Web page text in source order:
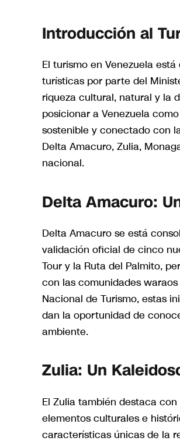
Introducción al
El turismo en Venezuela
turísticas por parte del
riqueza cultural, natural y la
posicionar a Venezuela
sostenible y conectado con
Delta Amacuro, Zulia,
nacional.
Delta Amacuro:
Delta Amacuro se está
validación oficial de cinco
Tour y la Ruta del Palmito,
con las comunidades
Nacional de Turismo, estas
dan la oportunidad de
ambiente.
Zulia: Un
El Zulia también destaca
elementos culturales e
características únicas de la